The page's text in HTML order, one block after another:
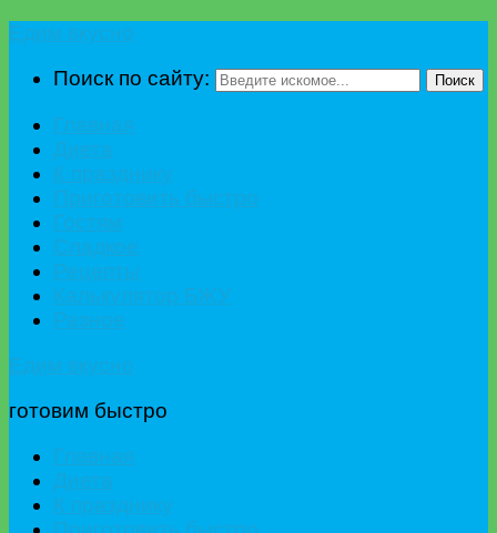
Поиск по сайту:
Поиск
готовим быстро